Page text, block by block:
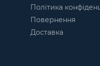
Політика
Повернення
Доставка